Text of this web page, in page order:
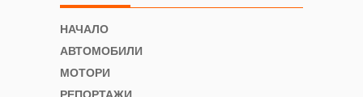
НАЧАЛО
АВТОМОБИЛИ
МОТОРИ
РЕПОРТАЖИ